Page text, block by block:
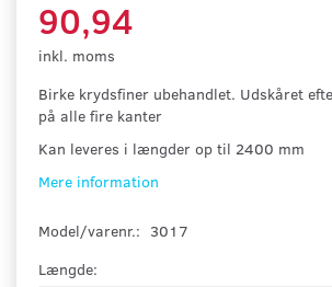
90,94
inkl. moms
Birke krydsfiner ubehandlet. Udskåret
på alle fire kanter
Kan leveres i længder op til 2400 mm
Mere information
Model/varenr.: 3017
Længde: